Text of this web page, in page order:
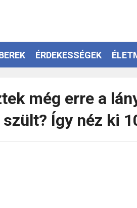
ÉRDEKESSÉGEK
még erre a
Így néz ki